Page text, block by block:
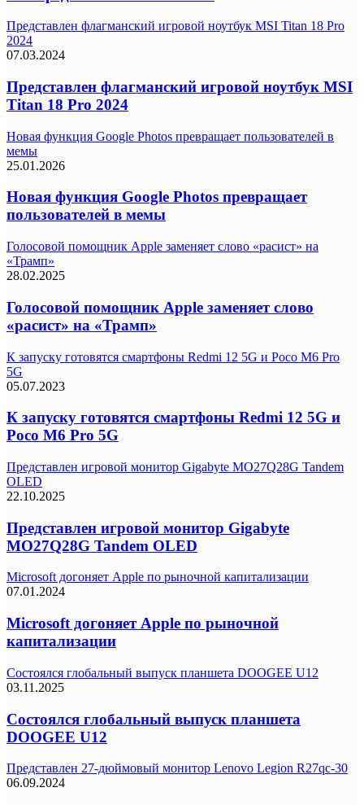
Представлен флагманский игровой ноутбук MSI Titan 18 Pro
2024
07.03.2024
Представлен флагманский игровой ноутбук MSI
Titan 18 Pro 2024
Новая функция Google Photos превращает пользователей в
мемы
25.01.2026
Новая функция Google Photos превращает
пользователей в мемы
Голосовой помощник Apple заменяет слово «расист» на
«Трамп»
28.02.2025
Голосовой помощник Apple заменяет слово
«расист» на «Трамп»
К запуску готовятся смартфоны Redmi 12 5G и Poco M6 Pro
5G
05.07.2023
К запуску готовятся смартфоны Redmi 12 5G и
Poco M6 Pro 5G
Представлен игровой монитор Gigabyte MO27Q28G Tandem
OLED
22.10.2025
Представлен игровой монитор Gigabyte
MO27Q28G Tandem OLED
Microsoft догоняет Apple по рыночной капитализации
07.01.2024
Microsoft догоняет Apple по рыночной
капитализации
Состоялся глобальный выпуск планшета DOOGEE U12
03.11.2025
Состоялся глобальный выпуск планшета
DOOGEE U12
Представлен 27-дюймовый монитор Lenovo Legion R27qc-30
06.09.2024